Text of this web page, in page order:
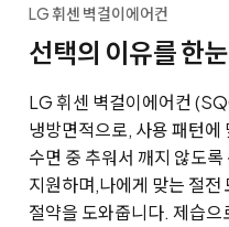
LG 휘센 벽걸이에어컨
선택의 이유를 한
LG 휘센 벽걸이에어컨
냉방면적으로, 사용 패턴
수면 중 추워서 깨지 않도
지원하며,나에게 맞는 절전
절약을 도와줍니다. 제습으